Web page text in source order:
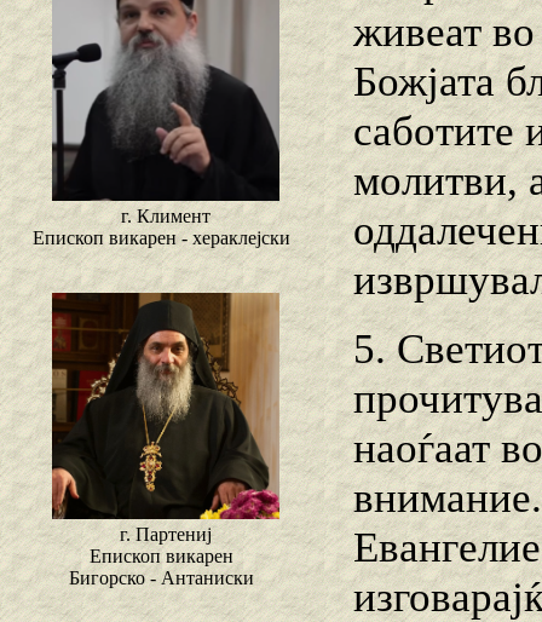
г. Климент
Епископ викарен - хераклејски
г. Партениј
Епископ викарен
Бигорско - Антаниски
живеат
Божјата
саботите
молитви,
5.
наоѓаат